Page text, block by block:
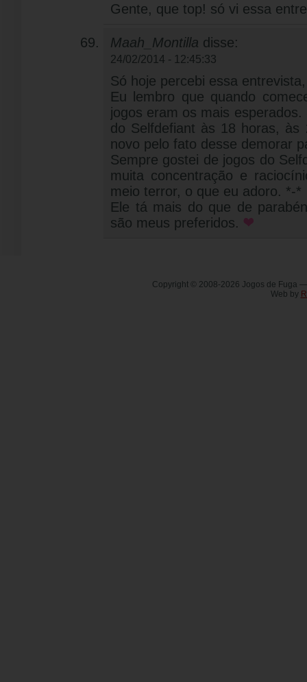
Gente, que top! só vi essa
Maah_Montilla disse:
24/02/2014 - 12:45:33
Só hoje percebi essa
Eu lembro que quando
jogos eram os mais
do Selfdefiant às 18 horas,
novo pelo fato desse demorar
Sempre gostei de jogos do
muita concentração e
meio terror, o que eu adoro. *-*
Ele tá mais do que de
são meus preferidos.
Copyright © 2008-2026 Jogos de Fuga
Web by